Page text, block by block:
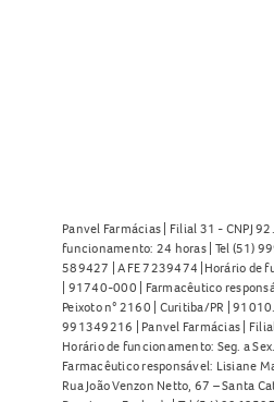
Panvel Farmácias | Filial 31 - CNPJ
funcionamento: 24 horas | Tel (51)
589427 | AFE 7239474 |Horário de
| 91740-000 | Farmacêutico
Peixoto n° 2160 | Curitiba/PR |
991349216 | Panvel Farmácias |
Horário de funcionamento: Seg. a
Farmacêutico responsável: Lisiane
Rua João Venzon Netto, 67 – Santa